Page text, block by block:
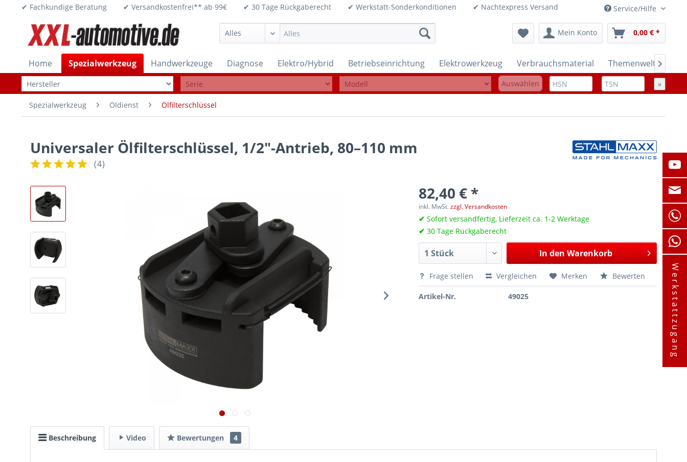
✔ Fachkundige Beratung ✔ Versandkostenfrei** ab 99€ ✔ 30 Tage Rückgaberecht ✔ Werkstatt-Sonderkonditionen ✔ Nachtexpress Versand Service/Hilfe
Mein Konto 0,00 € *
Home Spezialwerkzeug Handwerkzeuge Diagnose Elektro/Hybrid Betriebseinrichtung Elektrowerkzeug Verbrauchsmaterial Themenwelten

Auswählen »
Spezialwerkzeug Öldienst Ölfilterschlüssel
Universaler Ölfilterschlüssel, 1/2"-Antrieb, 80–110 mm
(4)
82,40 € *
inkl. MwSt.zzgl. Versandkosten
✔ Sofort versandfertig, Lieferzeit ca. 1-2 Werktage
✔ 30 Tage Rückgaberecht
In den Warenkorb
Frage stellen Vergleichen Merken Bewerten
Artikel-Nr. 49025
Beschreibung Video Bewertungen 4
Werkstattzugang